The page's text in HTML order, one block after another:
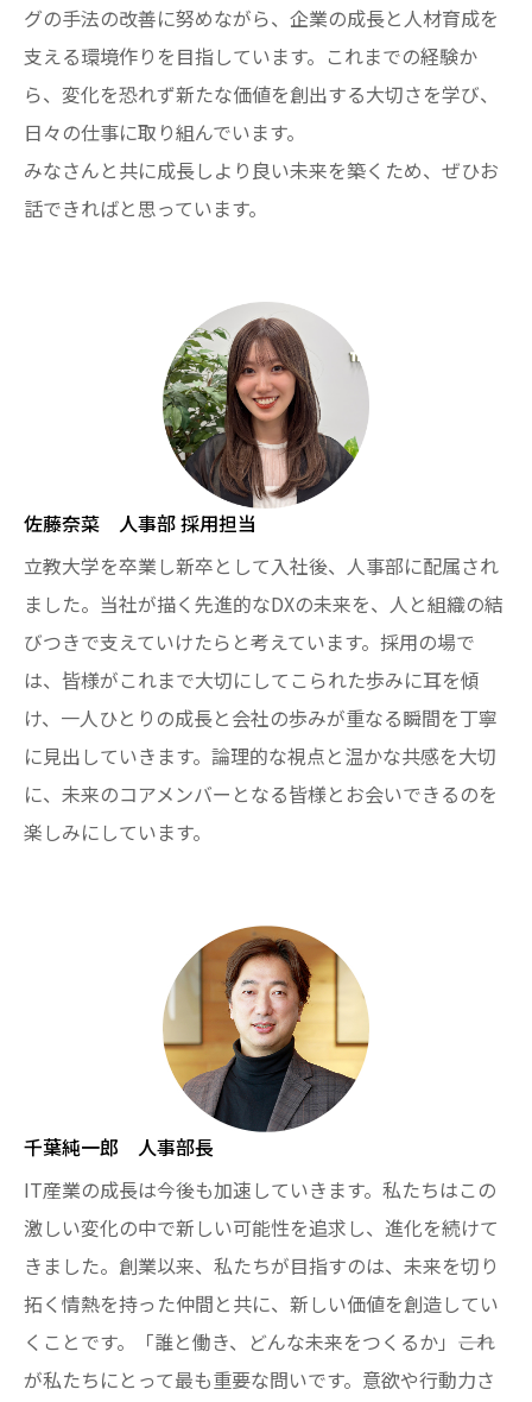
グの手法の改善に努めながら、企業の成長と人材育成を
支える環境作りを目指しています。これまでの経験か
ら、変化を恐れず新たな価値を創出する大切さを学び、
日々の仕事に取り組んでいます。
みなさんと共に成長しより良い未来を築くため、ぜひお
話できればと思っています。
佐藤奈菜 人事部 採用担当
立教大学を卒業し新卒として入社後、人事部に配属され
ました。当社が描く先進的なDXの未来を、人と組織の結
びつきで支えていけたらと考えています。採用の場で
は、皆様がこれまで大切にしてこられた歩みに耳を傾
け、一人ひとりの成長と会社の歩みが重なる瞬間を丁寧
に見出していきます。論理的な視点と温かな共感を大切
に、未来のコアメンバーとなる皆様とお会いできるのを
楽しみにしています。
千葉純一郎 人事部長
IT産業の成長は今後も加速していきます。私たちはこの
激しい変化の中で新しい可能性を追求し、進化を続けて
きました。創業以来、私たちが目指すのは、未来を切り
拓く情熱を持った仲間と共に、新しい価値を創造してい
くことです。「誰と働き、どんな未来をつくるか」――これ
が私たちにとって最も重要な問いです。意欲や行動力さ